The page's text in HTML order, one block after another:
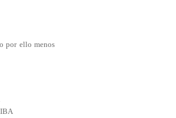
por ello menos